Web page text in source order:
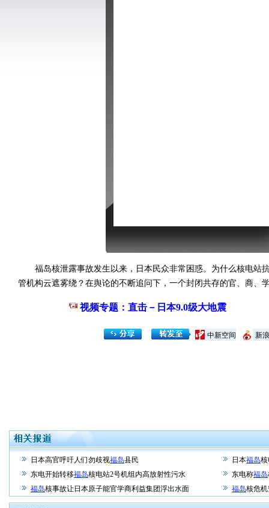
福岛核泄露事故发生以来，日本民众非常困惑。为什么核电站
管机构云遮雾绕？在舆论的不断追问下，一个封闭共存的官、商、
视频专题：直击－日本9.0级大地震
新
中新空间
日本高官呼吁人们勿歧视福岛县民 日本福岛
东电开始转移福岛核电站2号机组内高放射性污水 东电称福岛
福岛核事故让日本原子能官学商利益集团浮出水面 福岛核危